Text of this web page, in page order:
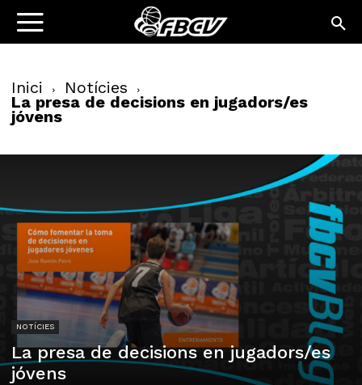
Inici Notícies
La presa de decisions en jugadors/es
jóvens
NOTÍCIES
La presa de decisions en jugadors/es
jóvens